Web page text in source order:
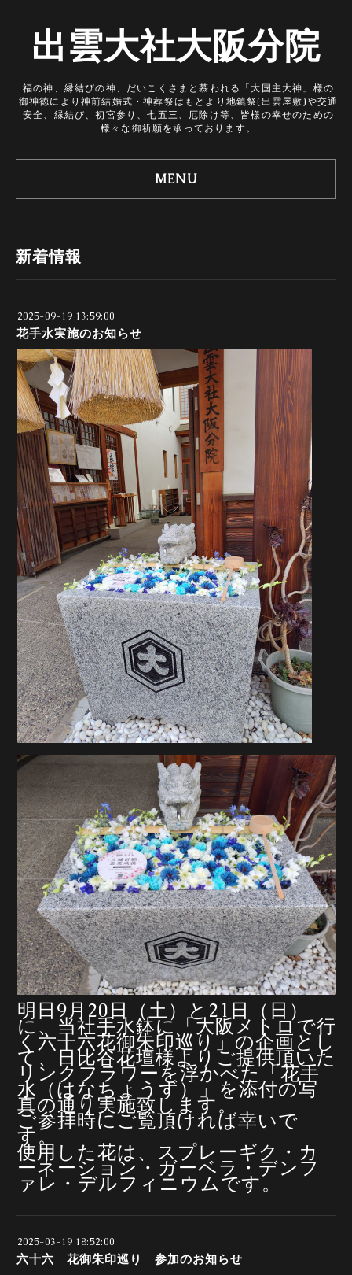
出雲大社大阪分院
福の神、縁結びの神、だいこくさまと慕われる「大国主大神」様の
御神徳により神前結婚式・神葬祭はもとより地鎮祭(出雲屋敷)や交通
安全、縁結び、初宮参り、七五三、厄除け等、皆様の幸せのための
様々な御祈願を承っております。
MENU
新着情報
2025-09-19 13:59:00
花手水実施のお知らせ
明日9月20日（土）と21日（日）
に、当社手水鉢に「大阪メトロで行
く六十六花御朱印巡り」の企画とし
て、日比谷花壇様よりご提供頂いた
リンクフラワーを浮かべた「花手
水（はなちょうず）」を添付の写
真の通り実施致します。
ご参拝時にご覧頂ければ幸いで
す。
使用した花は、スプレーギク・カ
ーネーション・ガーベラ・デンフ
ァレ・デルフィニウムです。
2025-03-19 18:52:00
六十六 花御朱印巡り 参加のお知らせ